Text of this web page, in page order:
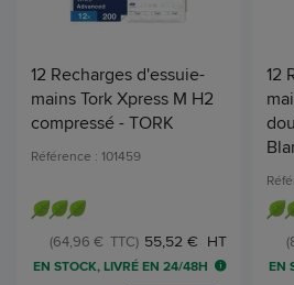
12 Recharges d'essuie-
mains Tork Xpress M H2
compressé - TORK
Référence : 101459
55,52 € HT
(64,96 € TTC)
EN STOCK, LIVRÉ EN 24/48H
12
EN